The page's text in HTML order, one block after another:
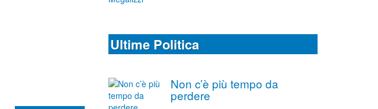
Ultime Politica
Non c’è più tempo da
perdere